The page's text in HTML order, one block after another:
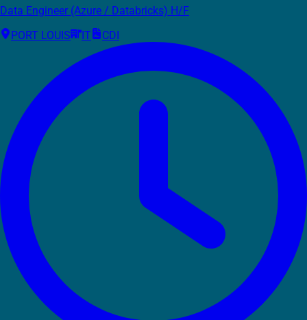
Data Engineer (Azure / Databricks) H/F
PORT LOUIS
IT CDI